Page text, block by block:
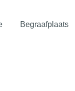
Begraafplaats